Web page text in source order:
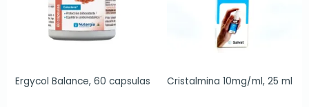
Ergycol Balance, 60 capsulas Cristalmina 10mg/ml, 25 ml